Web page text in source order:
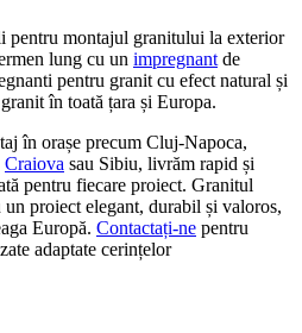
pentru montajul granitului la exterior
lung cu un impregnant de
pentru granit cu efect natural și
în toată țara și Europa.
în orașe precum Cluj-Napoca,
Craiova sau Sibiu, livrăm rapid și
pentru fiecare proiect. Granitul
un proiect elegant, durabil și valoros,
Europă. Contactați-ne pentru
adaptate cerințelor